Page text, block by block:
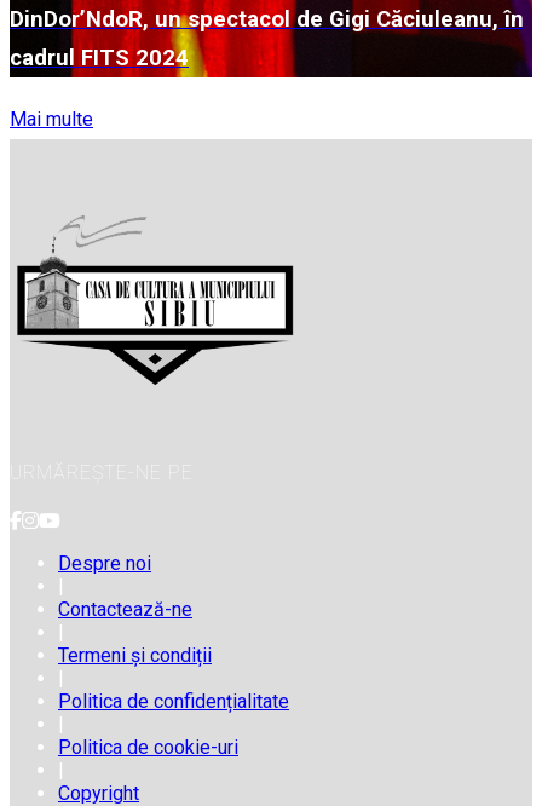
DinDor’NdoR, un spectacol de Gigi Căciuleanu, în
cadrul FITS 2024
Mai multe
URMĂREȘTE-NE PE
Despre noi
|
Contactează-ne
|
Termeni și condiții
|
Politica de confidențialitate
|
Politica de cookie-uri
|
Copyright